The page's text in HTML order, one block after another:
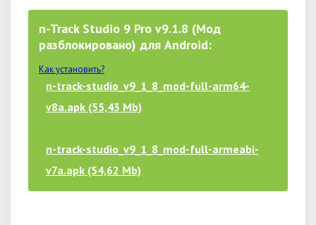
n-Track Studio 9 Pro v9.1.8 (Мод
разблокировано) для Android:
Как установить?
n-track-studio_v9_1_8_mod-full-arm64-
v8a.apk (55,43 Mb)
n-track-studio_v9_1_8_mod-full-armeabi-
v7a.apk (54,62 Mb)